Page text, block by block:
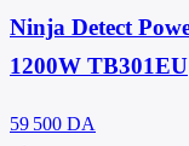
Ninja Detect
1200W TB301EU
59 500 DA